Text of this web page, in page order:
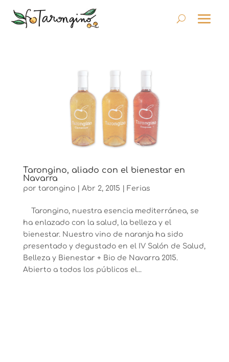
Tarongino, aliado con el bienestar en
Navarra
por tarongino| Abr 2, 2015 Ferias
Tarongino, nuestra esencia mediterránea, se
ha enlazado con la salud, la belleza y el
bienestar. Nuestro vino de naranja ha sido
presentado y degustado en el IV Salón de Salud,
Belleza y Bienestar + Bio de Navarra 2015.
Abierto a todos los públicos el...